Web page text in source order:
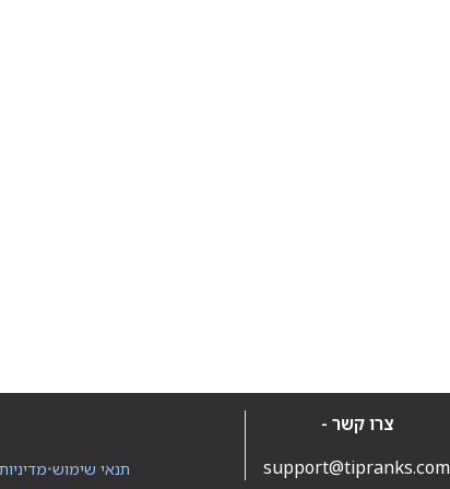
צרו קשר -
support@tipranks.com
•תנאי שימוש